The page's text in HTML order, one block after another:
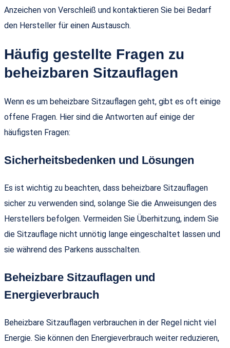
Anzeichen von Verschleiß und kontaktieren Sie bei Bedarf
den Hersteller für einen Austausch.
Häufig gestellte Fragen zu
beheizbaren Sitzauflagen
Wenn es um beheizbare Sitzauflagen geht, gibt es oft einige
offene Fragen. Hier sind die Antworten auf einige der
häufigsten Fragen:
Sicherheitsbedenken und Lösungen
Es ist wichtig zu beachten, dass beheizbare Sitzauflagen
sicher zu verwenden sind, solange Sie die Anweisungen des
Herstellers befolgen. Vermeiden Sie Überhitzung, indem Sie
die Sitzauflage nicht unnötig lange eingeschaltet lassen und
sie während des Parkens ausschalten.
Beheizbare Sitzauflagen und
Energieverbrauch
Beheizbare Sitzauflagen verbrauchen in der Regel nicht viel
Energie. Sie können den Energieverbrauch weiter reduzieren,